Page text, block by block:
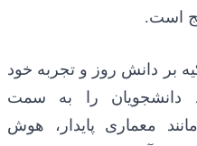
است.
بر دانش روز و تجربه خود
دانشجویان را به سمت
معماری پایدار، هوش